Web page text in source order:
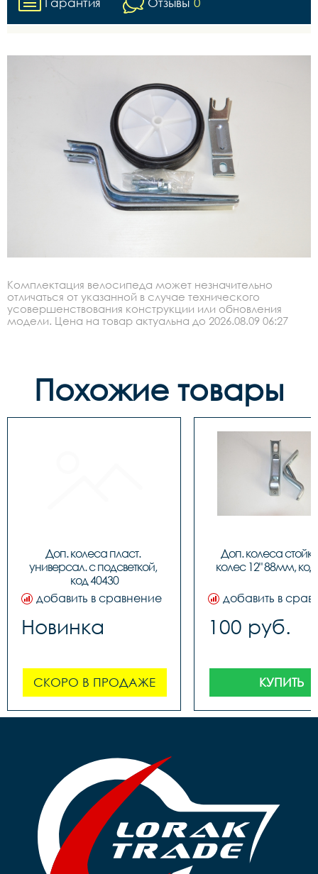
Комплектация велосипеда может незначительно
отличаться от указанной в случае технического
усовершенствования конструкции или обновления
модели. Цена на товар актуальна до 2026.08.09 06:27
Похожие товары
Доп. колеса пласт.
универсал. с подсветкой,
код 40430
добавить в сравнение
Новинка
СКОРО В ПРОДАЖЕ
Доп. колеса
колес 12" 88мм, код
добавить в
100 руб.
КУПИТЬ